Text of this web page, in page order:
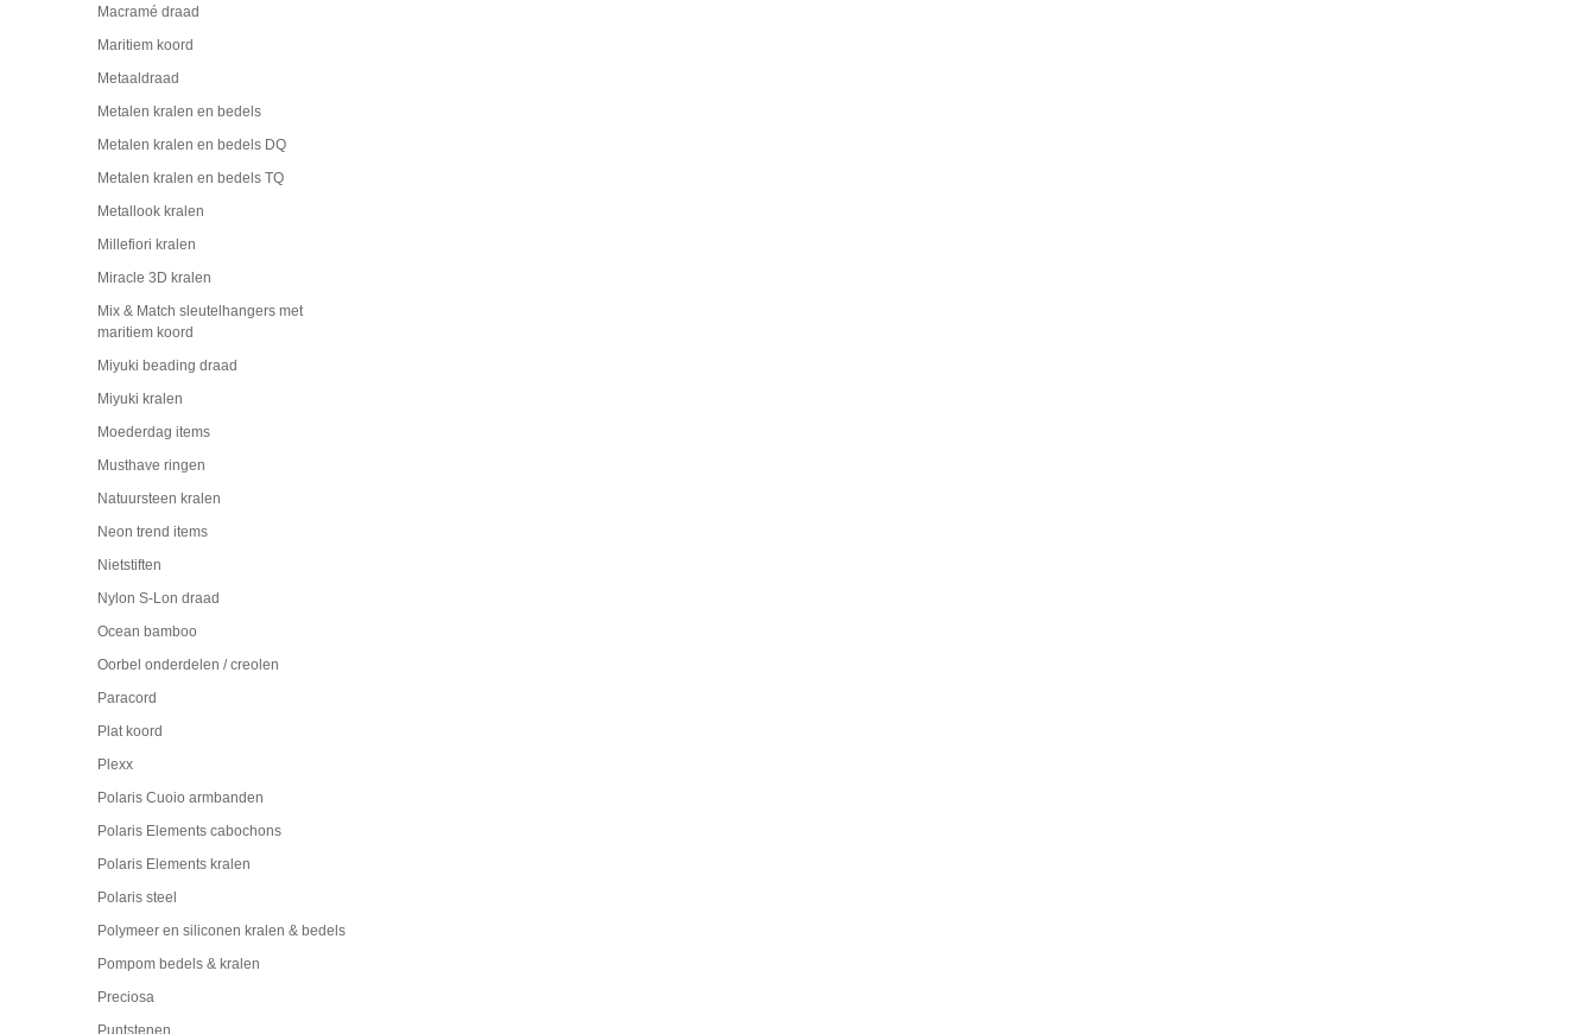
Macramé draad
Maritiem koord
Metaaldraad
Metalen kralen en bedels
Metalen kralen en bedels DQ
Metalen kralen en bedels TQ
Metallook kralen
Millefiori kralen
Miracle 3D kralen
Mix & Match sleutelhangers met
maritiem koord
Miyuki beading draad
Miyuki kralen
Moederdag items
Musthave ringen
Natuursteen kralen
Neon trend items
Nietstiften
Nylon S-Lon draad
Ocean bamboo
Oorbel onderdelen / creolen
Paracord
Plat koord
Plexx
Polaris Cuoio armbanden
Polaris Elements cabochons
Polaris Elements kralen
Polaris steel
Polymeer en siliconen kralen & bedels
Pompom bedels & kralen
Preciosa
Puntstenen